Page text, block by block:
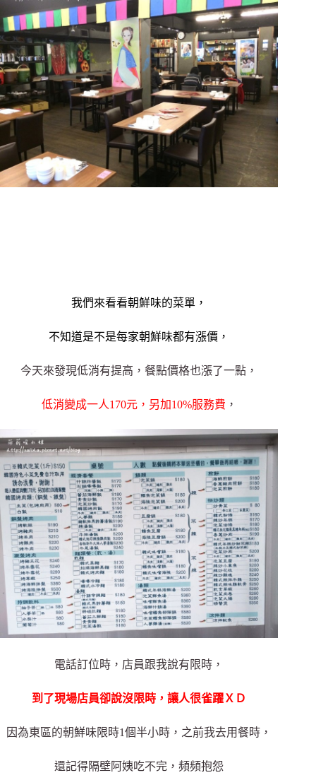
我們來看看朝鮮味的菜單，
不知道是不是每家朝鮮味都有漲價，
今天來發現低消有提高，餐點價格也漲了一點，
低消變成一人170元，另加10%服務費 ，
電話訂位時，店員跟我說有限時，
到了現場店員卻說沒限時，讓人很雀躍ＸＤ
因為東區的朝鮮味限時1個半小時，之前我去用餐時，
還記得隔壁阿姨吃不完，頻頻抱怨